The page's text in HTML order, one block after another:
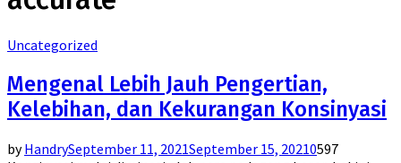
Uncategorized
Mengenal Lebih Jauh Pengertian,
Kelebihan, dan Kekurangan Konsinyasi
byHandrySeptember 11, 2021September 15, 20210597